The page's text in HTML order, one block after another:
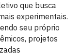
que busca
experimentais.
seu próprio
projetos